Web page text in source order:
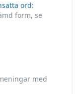
ord:
form, se
med